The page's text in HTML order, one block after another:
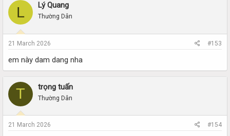
L Lý Quang
Thường Dân
21 March 2026 #153
em này dam dang nha
T trọng tuấn
Thường Dân
21 March 2026 #154